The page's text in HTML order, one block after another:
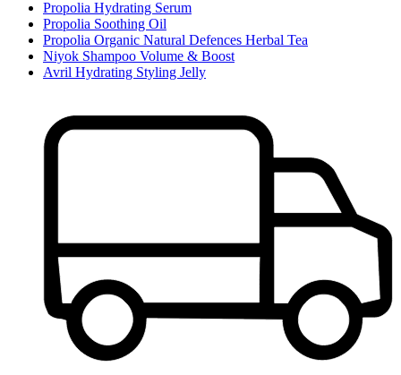
Propolia Hydrating Serum
Propolia Soothing Oil
Propolia Organic Natural Defences Herbal Tea
Niyok Shampoo Volume & Boost
Avril Hydrating Styling Jelly